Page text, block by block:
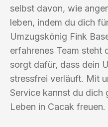
selbst davon, wie
leben, indem du dich
Umzugskönig Fink
erfahrenes Team steht
sorgt dafür, dass dein
stressfrei verläuft. Mit
Service kannst du dich
Leben in Cacak freuen.